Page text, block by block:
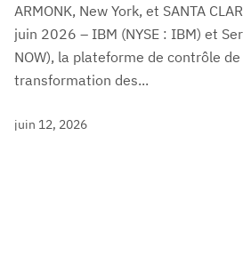
ARMONK, New York, et SANTA
juin 2026 – IBM (NYSE : IBM) et
NOW), la plateforme de contrôle de
transformation des...
juin 12, 2026